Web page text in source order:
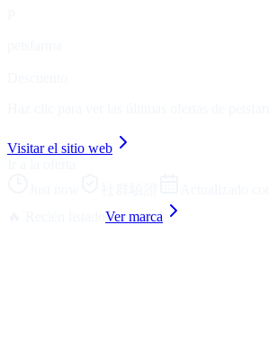
Visitar el sitio web
Ver marca